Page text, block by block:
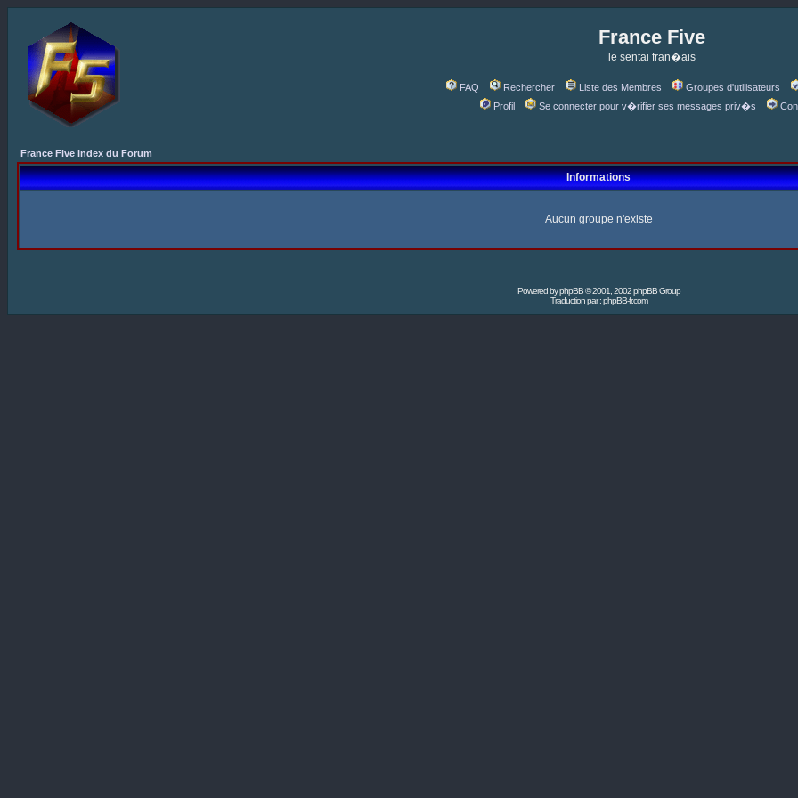
France Five
le sentai fran�ais
FAQ Rechercher Liste des Membres Groupes d'utilisateurs
Profil
Se connecter pour v�rifier ses messages priv�s
France Five Index du Forum
Informations
Aucun groupe n'existe
Powered byphpBB© 2001, 2002 phpBB Group
Traduction par :phpBB-fr.com